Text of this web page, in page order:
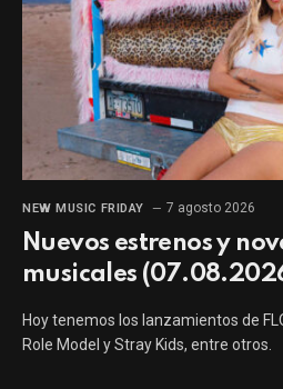
NEW MUSIC FRIDAY 7 agosto 2026
Nuevos estrenos y
musicales
Hoy tenemos los lanzamientos de
Role Model y Stray Kids, entre otros.